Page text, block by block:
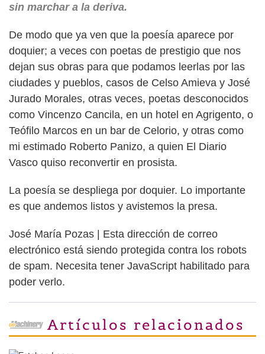
sin marchar a la deriva.
De modo que ya ven que la poesía aparece por
doquier; a veces con poetas de prestigio que nos
dejan sus obras para que podamos leerlas por las
ciudades y pueblos, casos de Celso Amieva y José
Jurado Morales, otras veces, poetas desconocidos
como Vincenzo Cancila, en un hotel en Agrigento, o
Teófilo Marcos en un bar de Celorio, y otras como
mi estimado Roberto Panizo, a quien El Diario
Vasco quiso reconvertir en prosista.
La poesía se despliega por doquier. Lo importante
es que andemos listos y avistemos la presa.
José María Pozas | Esta dirección de correo
electrónico está siendo protegida contra los robots
de spam. Necesita tener JavaScript habilitado para
poder verlo.
Artículos relacionados